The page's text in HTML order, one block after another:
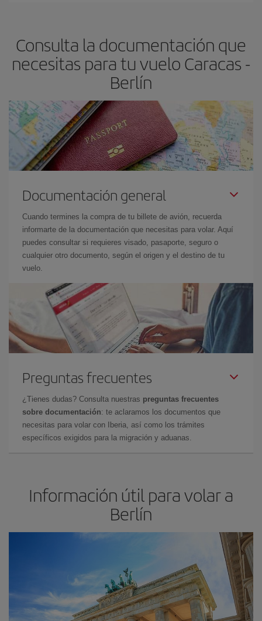
Consulta la documentación que
necesitas para tu vuelo Caracas -
Berlín
Documentación general
Cuando termines la compra de tu billete de avión, recuerda
informarte de la documentación que necesitas para volar. Aquí
puedes consultar si requieres visado, pasaporte, seguro o
cualquier otro documento, según el origen y el destino de tu
vuelo.
Preguntas frecuentes
¿Tienes dudas? Consulta nuestras preguntas frecuentes
sobre documentación: te aclaramos los documentos que
necesitas para volar con Iberia, así como los trámites
específicos exigidos para la migración y aduanas.
Información útil para volar a
Berlín